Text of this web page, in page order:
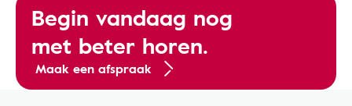
Begin vandaag nog
met beter horen.
Maak een afspraak